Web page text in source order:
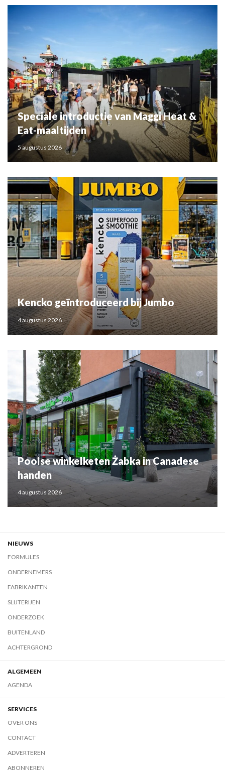
Speciale introductie van Maggi Heat &
Eat-maaltijden
5 augustus 2026
Kencko geïntroduceerd bij Jumbo
4 augustus 2026
Poolse winkelketen Żabka in Canadese
handen
4 augustus 2026
NIEUWS
FORMULES
ONDERNEMERS
FABRIKANTEN
SLIJTERIJEN
ONDERZOEK
BUITENLAND
ACHTERGROND
ALGEMEEN
AGENDA
SERVICES
OVER ONS
CONTACT
ADVERTEREN
ABONNEREN